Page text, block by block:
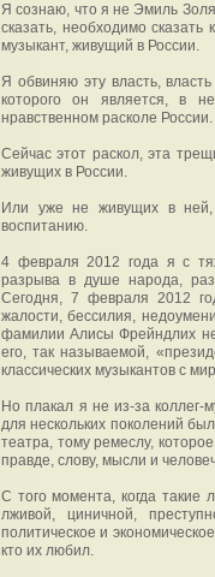
Я сознаю, что я не Эмиль
сказать, необходимо
музыкант, живущий в России.
Я обвиняю эту власть,
которого он является, в
нравственном расколе России.
Сейчас этот раскол, эта
живущих в России.
Или уже не живущих в ней,
воспитанию.
4 февраля 2012 года я с
разрыва в душе народа,
Сегодня, 7 февраля 2012
жалости, бессилия,
фамилии Алисы Фрейндлих
его, так называемой,
классических музыкантов с
Но плакал я не из-за коллег-
для нескольких поколений
театра, тому ремеслу,
правде, слову, мысли и
С того момента, когда такие
лживой, циничной,
политическое и
кто их любил.